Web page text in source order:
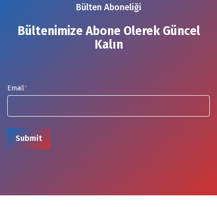
Bülten Aboneliği
Bültenimize Abone Olerek Güncel
Kalın
Email*